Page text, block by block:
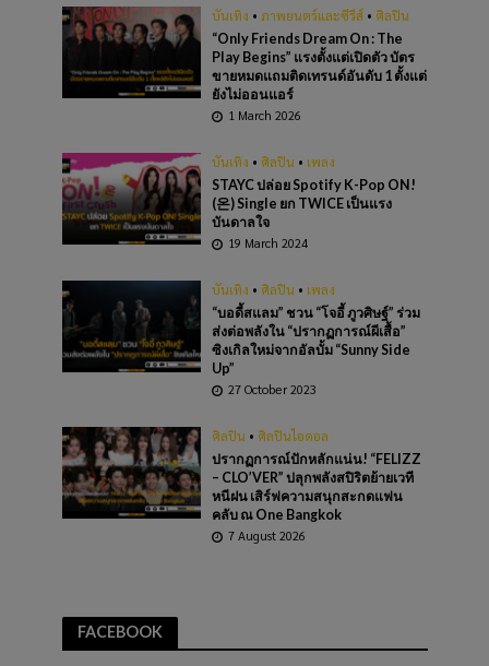
บันเทิง • ภาพยนตร์และซีรีส์ • ศิลปิน
“Only Friends Dream On : The
Play Begins” แรงตั้งแต่เปิดตัว บัตร
ขายหมดแถมติดเทรนด์อันดับ 1 ตั้งแต่
ยังไม่ออนแอร์
1 March 2026
บันเทิง • ศิลปิน • เพลง
STAYC ปล่อย Spotify K-Pop ON!
(온) Single ยก TWICE เป็นแรง
บันดาลใจ
19 March 2024
บันเทิง • ศิลปิน • เพลง
“บอดี้สแลม” ชวน “โจอี้ ภูวศิษฐ์” ร่วม
ส่งต่อพลังใน “ปรากฏการณ์ผีเสื้อ”
ซิงเกิลใหม่จากอัลบั้ม “Sunny Side
Up”
27 October 2023
ศิลปิน • ศิลปินไอดอล
ปรากฏการณ์ปักหลักแน่น! “FELIZZ
– CLO’VER” ปลุกพลังสปิริตย้ายเวที
หนีฝน เสิร์ฟความสนุกสะกดแฟน
คลับ ณ One Bangkok
7 August 2026
FACEBOOK